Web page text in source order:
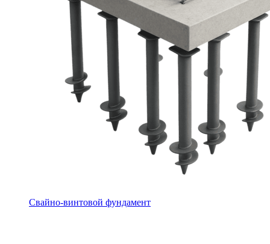
Свайно-винтовой фундамент